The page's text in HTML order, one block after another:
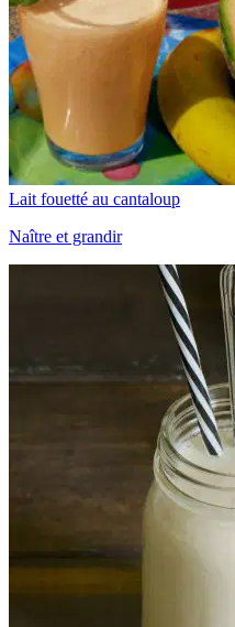
Lait fouetté au cantaloup
Naître et grandir